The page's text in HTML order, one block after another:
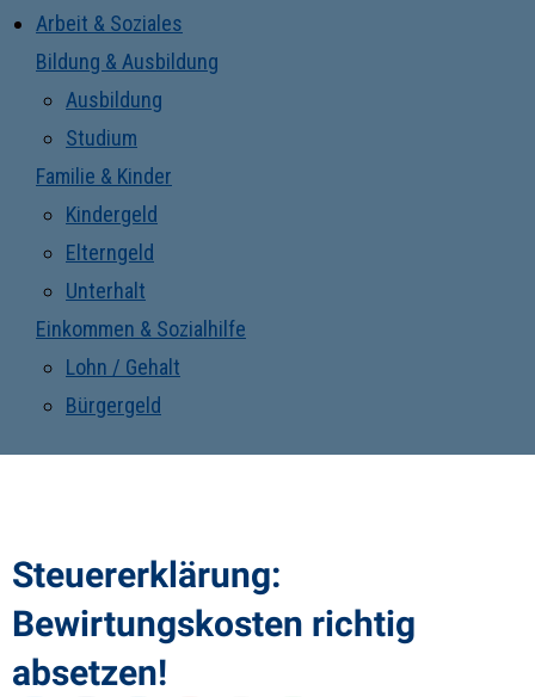
Arbeit & Soziales
Bildung & Ausbildung
Ausbildung
Studium
Familie & Kinder
Kindergeld
Elterngeld
Unterhalt
Einkommen & Sozialhilfe
Lohn / Gehalt
Bürgergeld
Steuererklärung:
Bewirtungskosten richtig
absetzen!